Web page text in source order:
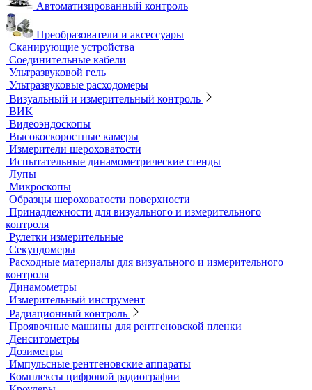
Ультразвуковой неразрушающий контроль
Ультразвуковые дефектоскопы
Стандартные образцы (СОП)
Автоматизированный контроль
Преобразователи и аксессуары
Сканирующие устройства
Соединительные кабели
Ультразвуковой гель
Ультразвуковые расходомеры
Визуальный и измерительный контроль
ВИК
Видеоэндоскопы
Высокоскоростные камеры
Измерители шероховатости
Испытательные динамометрические стенды
Лупы
Микроскопы
Образцы шероховатости поверхности
Принадлежности для визуального и измерительного
контроля